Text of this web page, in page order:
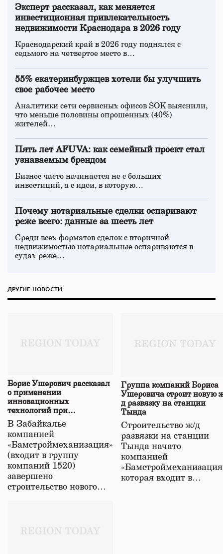
Эксперт рассказал, как меняется
инвестиционная привлекательность
недвижимости Краснодара в 2026 году
Краснодарский край в 2026 году поднялся с
седьмого на четвертое место в…
55% екатеринбуржцев хотели бы улучшить
свое рабочее место
Аналитики сети сервисных офисов SOK выяснили,
что меньше половины опрошенных (40%)
жителей…
Пять лет AFUVA: как семейный проект стал
узнаваемым брендом
Бизнес часто начинается не с больших
инвестиций, а с идеи, в которую…
Почему нотариальные сделки оспаривают
реже всего: данные за шесть лет
Среди всех форматов сделок с вторичной
недвижимостью нотариальные оспариваются в
судах реже…
ДРУГИЕ НОВОСТИ
Борис Ушерович рассказал
о применении
инновационных
технологий при
строительстве нового моста
в Забайкалье
В Забайкалье
компанией
«Бамстроймеханизация»
(входит в группу
компаний 1520)
завершено
строительство нового…
Группа компаний Бориса
Ушеровича строит новую
д развязку на станции
Тында
Строительство ж/д
развязки на станции
Тында начато
компанией
которая входит в…